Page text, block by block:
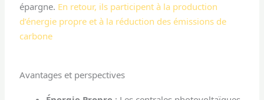
épargne. En retour, ils participent à la production
d’énergie propre et à la réduction des émissions de
carbone
Avantages et perspectives